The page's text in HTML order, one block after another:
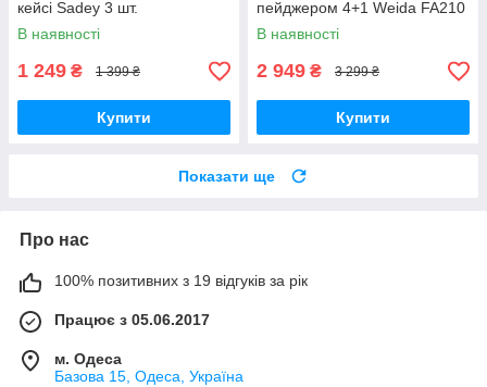
кейсі Sadey 3 шт.
В наявності
1 249 ₴ 1 399 ₴
Купити
пейджером 4+1 Weida FA210
В наявності
2 949 ₴ 3 299 ₴
Купити
Показати ще
Про нас
100% позитивних з 19 відгуків за рік
Працює з 05.06.2017
м. Одеса
Базова 15, Одеса, Україна